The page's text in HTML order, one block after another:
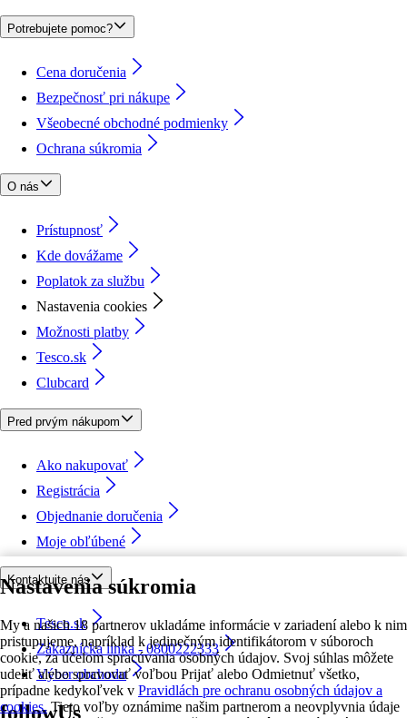
Nastavenia súkromia
My a našich 18 partnerov ukladáme informácie v zariadení alebo k nim
pristupujeme, napríklad k jedinečným identifikátorom v súboroch
cookie, za účelom spracúvania osobných údajov. Svoj súhlas môžete
udeliť alebo spravovať voľbou Prijať alebo Odmietnuť všetko,
prípadne kedykoľvek v Pravidlách pre ochranu osobných údajov a
cookies. Tieto voľby oznámime našim partnerom a neovplyvnia údaje
Potrebujete pomoc?
Cena doručenia
Bezpečnosť pri nákupe
Všeobecné obchodné podmienky
Ochrana súkromia
O nás
Prístupnosť
Kde dovážame
Poplatok za službu
Nastavenia cookies
Možnosti platby
Tesco.sk
Clubcard
Pred prvým nákupom
Ako nakupovať
Registrácia
Objednanie doručenia
Moje obľúbené
Kontaktujte nás
Tesco.sk
Zákaznícka linka - 0800222333
Výber obchodu
followUs